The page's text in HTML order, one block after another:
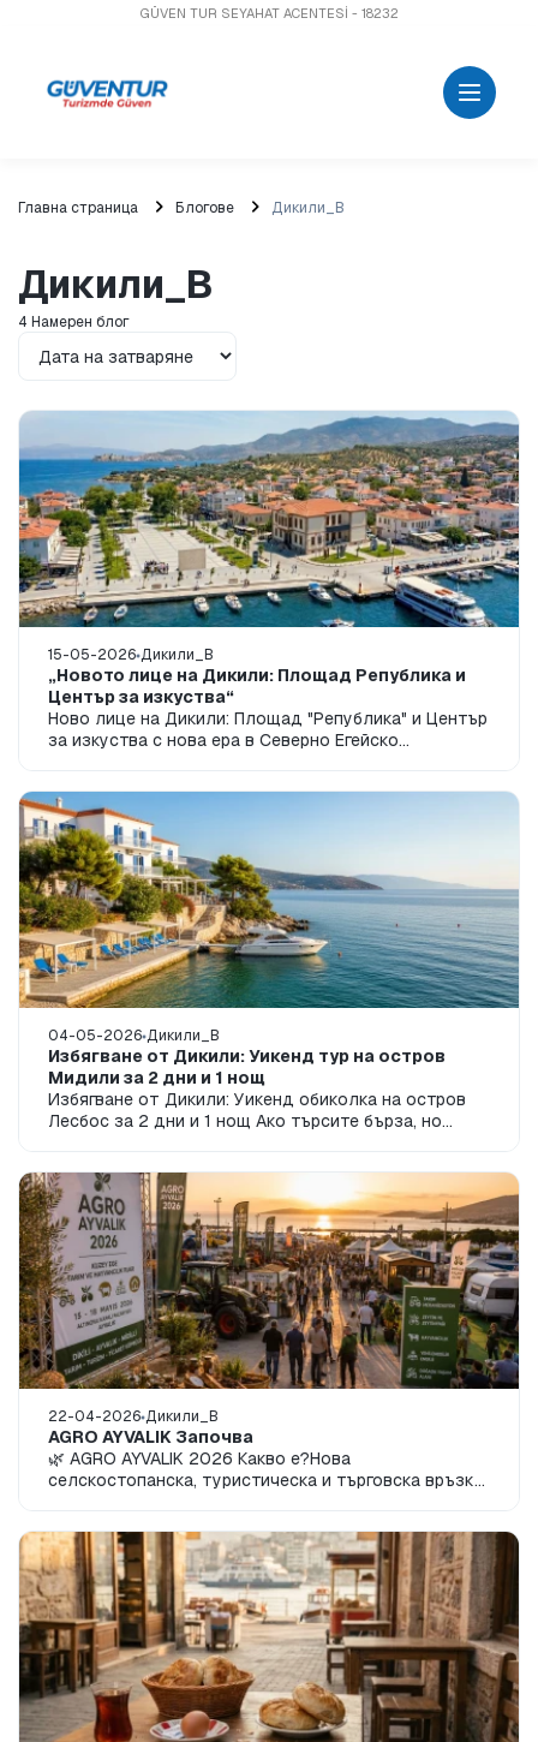
GÜVEN TUR SEYAHAT ACENTESİ - 18232
Главна страница Блогове Дикили_B
Дикили_B
4 Намерен блог
15-05-2026 Дикили_B
„Новото лице на Дикили: Площад Република и
Център за изкуства“
Ново лице на Дикили: Площад "Република" и Център
за изкуства с нова ера в Северно Егейско
04-05-2026 Дикили_B
Избягване от Дикили: Уикенд тур на остров
Мидили за 2 дни и 1 нощ
Избягване от Дикили: Уикенд обиколка на остров
Лесбос за 2 дни и 1 нощ Ако търсите бърза, но
22-04-2026 Дикили_B
AGRO AYVALIK Започва
🌿 AGRO AYVALIK 2026 Какво е?Нова
селскостопанска, туристическа и търговска връзка